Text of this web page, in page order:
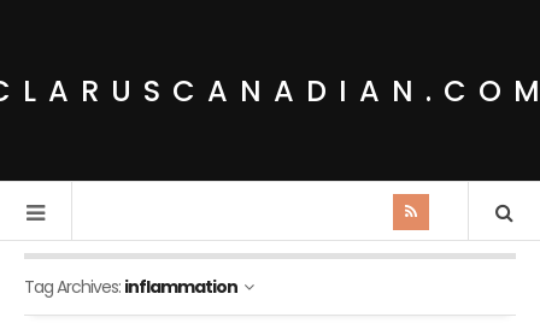
Tag Archives: inflammation